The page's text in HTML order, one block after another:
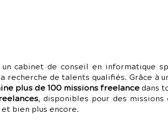
cabinet de conseil en informatique
de talents qualifiés. Grâce à
plus de 100 missions freelancedans
, disponibles pour des missions
bien plus encore.